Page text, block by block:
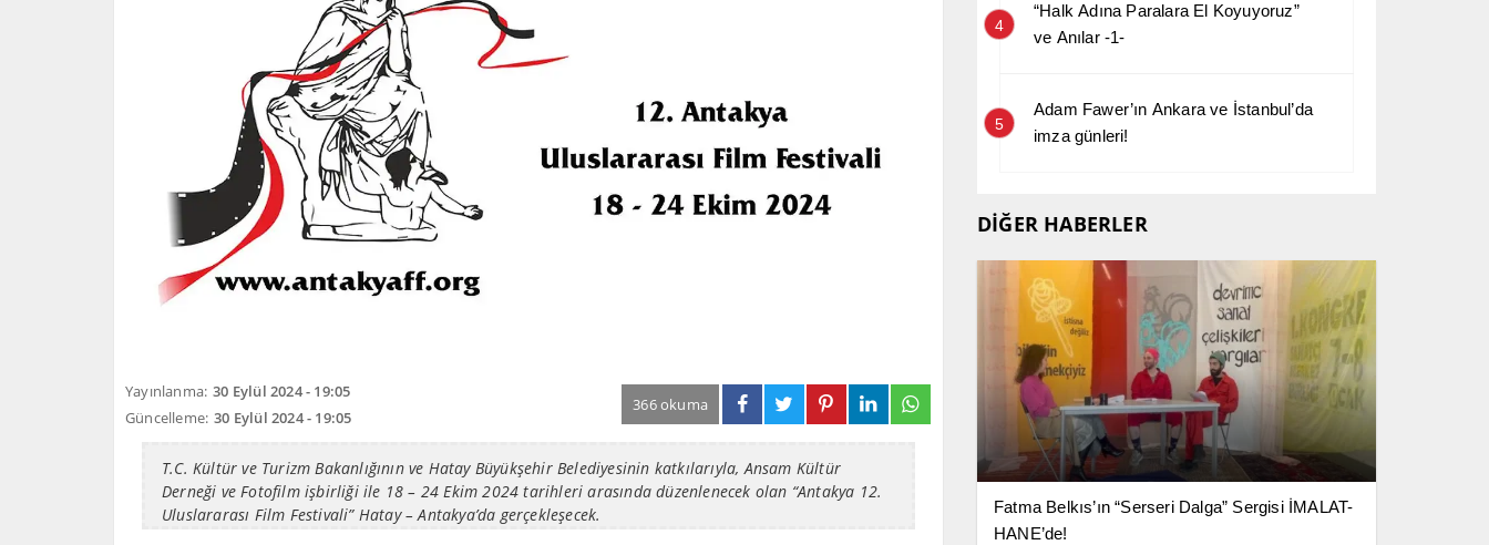
Yayınlanma: 30 Eylül 2024 - 19:05
Güncelleme: 30 Eylül 2024 - 19:05
366 okuma
T.C. Kültür ve Turizm Bakanlığının ve Hatay Büyükşehir Belediyesinin katkılarıyla, Ansam Kültür
Derneği ve Fotofilm işbirliği ile 18 – 24 Ekim 2024 tarihleri arasında düzenlenecek olan “Antakya 12.
Uluslararası Film Festivali” Hatay – Antakya’da gerçekleşecek.
4
“Halk Adına Paralara El Koyuyoruz”
ve Anılar -1-
5
Adam Fawer’ın Ankara ve İstanbul’da
imza günleri!
DİĞER HABERLER
Fatma Belkıs’ın “Serseri Dalga” Sergisi İMALAT-
HANE’de!